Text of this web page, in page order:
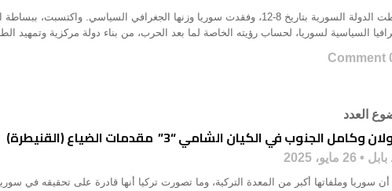
سقطت الدولة السورية بتاريخ 8-12، وفقدت سوريا وزنها الجغرافي السياسي.
السياسية لسوريا، لحساب رؤيته الخاصة لما بعد الحرب، من بناء دولة مركزية وتمهيد
0
العدد
وكامل الجنوب في الكيان الشامي “3” مقدمات الضياع (القنيطرة)
بابل 26 مايو، 2025
أن سوريا وملفاتها أكبر من المعدة التركية، وما تصورت تركيا أنها قادرة على تحقيقه في